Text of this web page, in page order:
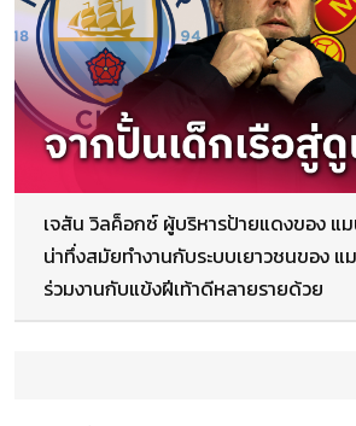
เจสัน วิลค็อกซ์ ผู้บริหารป้ายแดงของ แ
น่าทึ่งสมัยทำงานกับระบบเยาวชนของ
ร่วมงานกับแข้งฝีเท้าดีหลายรายด้วย